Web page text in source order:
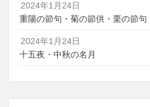
2024年1月24日
重陽の節句・菊の節供・栗の節句
2024年1月24日
十五夜・中秋の名月